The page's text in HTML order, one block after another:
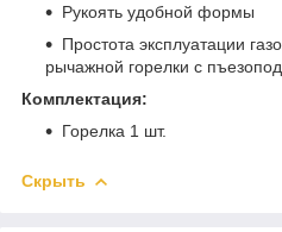
Рукоять удобной формы
Простота эксплуатации
рычажной горелки с
Комплектация:
Горелка 1 шт.
Скрыть